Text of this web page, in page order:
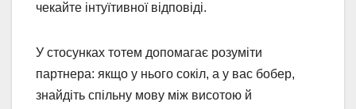
чекайте інтуїтивної відповіді.
У стосунках тотем допомагає розуміти
партнера: якщо у нього сокіл, а у вас бобер,
знайдіть спільну мову між висотою й